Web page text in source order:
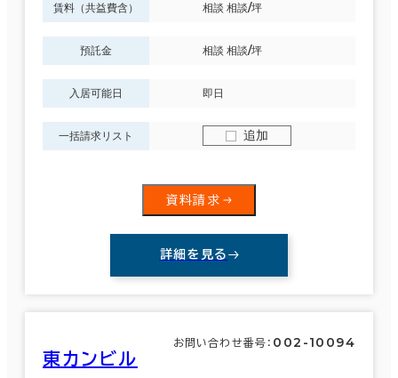
賃料（共益費含） 相談 相談/坪
預託金 相談 相談/坪
入居可能日 即日
一括請求リスト 追加
資料請求
詳細を見る
東カンビル
お問い合わせ番号： 002-10094